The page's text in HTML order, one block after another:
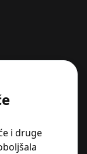
i druge